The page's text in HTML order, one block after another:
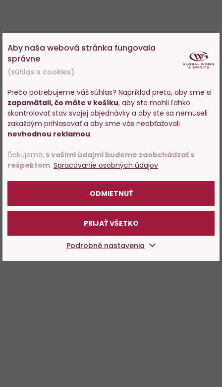
Aby naša webová stránka fungovala
správne
(súhlas s cookies)
Prečo potrebujeme váš súhlas? Napríklad preto, aby sme si
zapamätali, čo máte v košíku, aby ste mohli ľahko
skontrolovať stav svojej objednávky a aby ste sa nemuseli
zakaždým prihlasovať a aby sme vás neobťažovali
nevhodnou reklamou.
Ďakujeme, s vašimi údajmi budeme zaobchádzať s
rešpektom. Spracovanie osobných údajov
ODMIETNUŤ
PRIJAŤ VŠETKO
Podrobné nastavenia
Vstupujete na stránky s
predajom alkoholu. Prosím
potvrďte, že Vám už bolo 18